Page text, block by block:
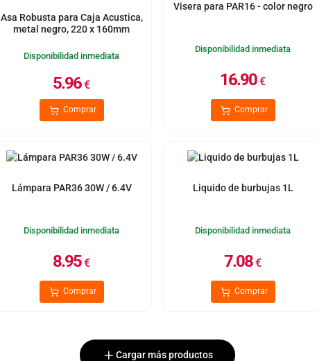
Asa Robusta para Caja Acustica,
metal negro, 220 x 160mm
Disponibilidad inmediata
5.96€
Comprar
Visera para PAR16 - color negro
Disponibilidad inmediata
16.90€
Comprar
Lámpara PAR36 30W / 6.4V
Disponibilidad inmediata
8.95€
Comprar
Liquido de burbujas 1L
Disponibilidad inmediata
7.08€
Comprar
Cargar más productos